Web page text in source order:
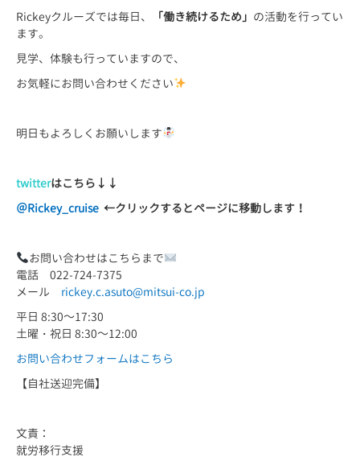
Rickeyクルーズでは毎日、
「働き続けるため」 の活動を行ってい
ます。
見学、体験も行っていますので、
お気軽にお問い合わせください
明日もよろしくお願いします
twitterはこちら ↓↓
＠Rickey_cruise ←クリックするとページに移動します！
お問い合わせはこちらまで
電話 022-724-7375
メール rickey.c.asuto@mitsui-co.jp
平日 8:30～17:30
土曜・祝日 8:30～12:00
お問い合わせフォームはこちら
【自社送迎完備】
文責：
就労移行支援